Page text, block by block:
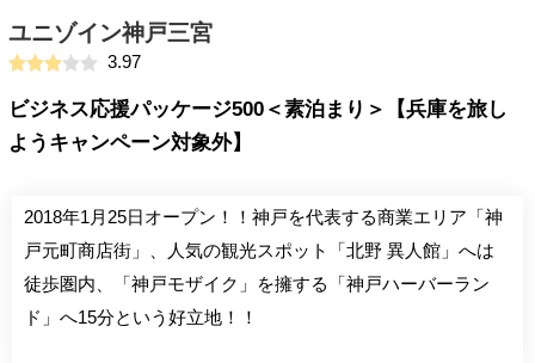
ユニゾイン神戸三宮
3.97
ビジネス応援パッケージ500＜素泊まり＞【兵庫を旅し
ようキャンペーン対象外】
2018年1月25日オープン！！神戸を代表する商業エリア「神
戸元町商店街」、人気の観光スポット「北野 異人館」へは
徒歩圏内、「神戸モザイク」を擁する「神戸ハーバーラン
ド」へ15分という好立地！！